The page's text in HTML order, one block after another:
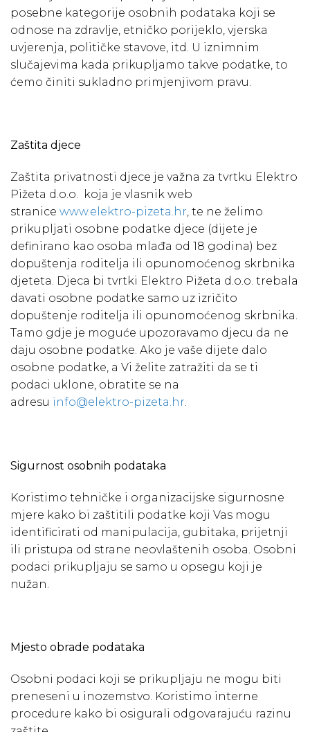
posebne kategorije osobnih podataka koji se
odnose na zdravlje, etničko porijeklo, vjerska
uvjerenja, političke stavove, itd. U iznimnim
slučajevima kada prikupljamo takve podatke, to
ćemo činiti sukladno primjenjivom pravu.
Zaštita djece
Zaštita privatnosti djece je važna za tvrtku Elektro
Pižeta d.o.o. koja je vlasnik web
stranice www.elektro-pizeta.hr, te ne želimo
prikupljati osobne podatke djece (dijete je
definirano kao osoba mlađa od 18 godina) bez
dopuštenja roditelja ili opunomoćenog skrbnika
djeteta. Djeca bi tvrtki Elektro Pižeta d.o.o. trebala
davati osobne podatke samo uz izričito
dopuštenje roditelja ili opunomoćenog skrbnika.
Tamo gdje je moguće upozoravamo djecu da ne
daju osobne podatke. Ako je vaše dijete dalo
osobne podatke, a Vi želite zatražiti da se ti
podaci uklone, obratite se na
adresu info@elektro-pizeta.hr.
Sigurnost osobnih podataka
Koristimo tehničke i organizacijske sigurnosne
mjere kako bi zaštitili podatke koji Vas mogu
identificirati od manipulacija, gubitaka, prijetnji
ili pristupa od strane neovlaštenih osoba. Osobni
podaci prikupljaju se samo u opsegu koji je
nužan.
Mjesto obrade podataka
Osobni podaci koji se prikupljaju ne mogu biti
preneseni u inozemstvo. Koristimo interne
procedure kako bi osigurali odgovarajuću razinu